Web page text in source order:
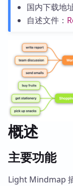
国内下载地
自述文件：
概述
主要功能
Light Mindmap